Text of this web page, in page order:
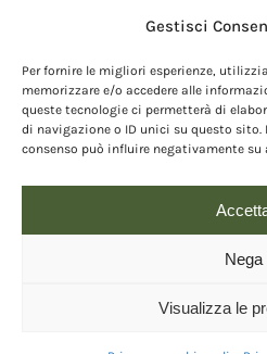
Gestisci
Per fornire le migliori esperienze,
memorizzare e/o accedere alle
queste tecnologie ci permetterà di
di navigazione o ID unici su questo
consenso può influire negativamente
Nega
Visualizza le
Glossario DOP IGP
Marchi DOP IGP
Normativa prodotti DOP IGP
Consorzi di Tutela
Farm To Fork e prodotti DOP IGP
comunicazione